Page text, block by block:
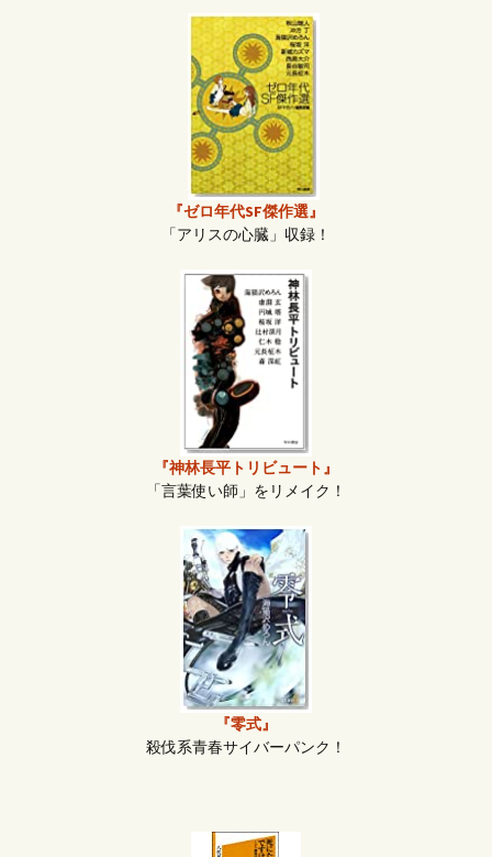
『ゼロ年代SF傑作選』
「アリスの心臓」収録！
『神林長平トリビュート』
「言葉使い師」をリメイク！
『零式』
殺伐系青春サイバーパンク！